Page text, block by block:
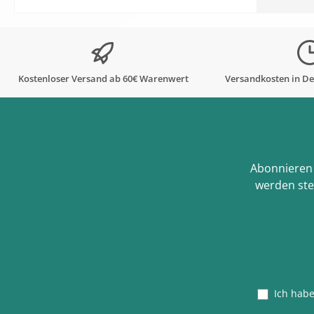
Kostenloser Versand ab 60€ Warenwert Versandkosten in
werden
Ich